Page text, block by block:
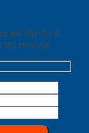
giá đầy đủ &
thị trường!